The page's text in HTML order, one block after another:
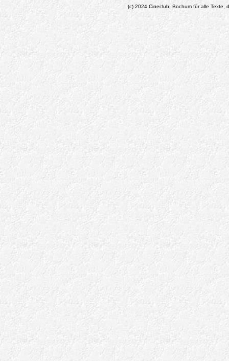
(c) 2024 Cineclub, Bochum für alle Texte,